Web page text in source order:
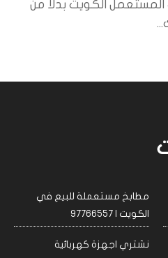
المستعمل الكويت بدلًا من
مطابخ مستعملة للبيع في
الكويت | 97766557
نشتري اجهزة كهربائية